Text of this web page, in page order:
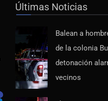
Últimas Noticias
Balean a
de la colonia
detonación
vecinos